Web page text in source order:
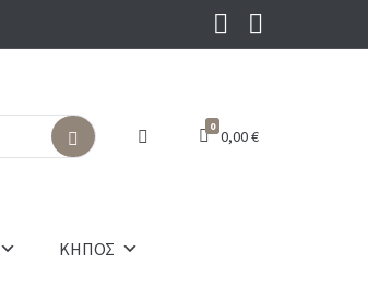
S
h
0 0,00€
ΚΗΠΟΣ